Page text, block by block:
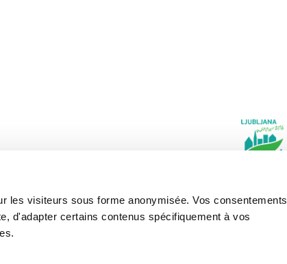
les visiteurs sous forme anonymisée. Vos consentements
d'adapter certains contenus spécifiquement à vos